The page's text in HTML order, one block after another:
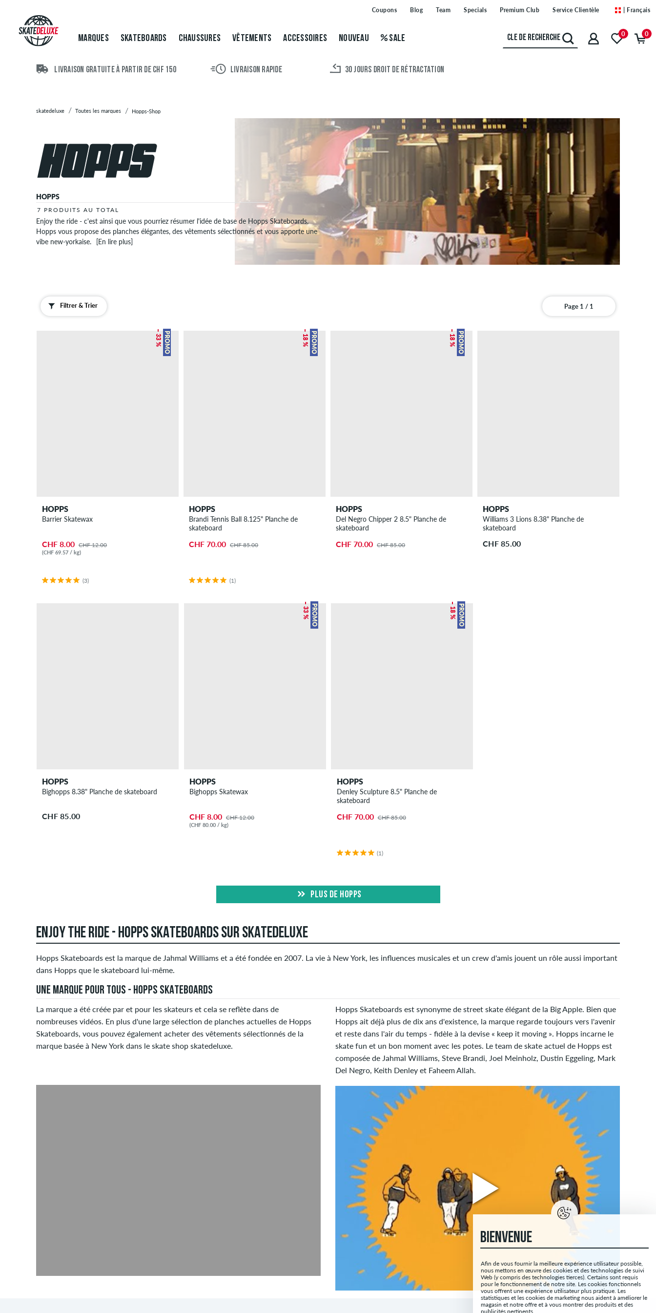
Skateboards
Chaussures
Vêtements
Nouveau
Coupons Blog Team Specials Premium Club Service Clientèle | Français
MARQUES SKATEBOARDS CHAUSSURES VÊTEMENTS ACCESSOIRES NOUVEAU SALE 0 0
LIVRAISON GRATUITE À PARTIR DE CHF 150 LIVRAISON RAPIDE 30 JOURS DROIT DE RÉTRACTATION
skatedeluxe Toutes les marques Hopps-Shop
HOPPS
7 PRODUITS AU TOTAL
Enjoy the ride - c'est ainsi que vous pourriez résumer l'idée de base de Hopps Skateboards.
Hopps vous propose des planches élégantes, des vêtements sélectionnés et vous apporte une
vibe new-yorkaise.
[En lire plus]
Filtrer & Trier Page 1 / 1
PROMO
– 33 %
HOPPS
Barrier Skatewax
CHF 8.00 CHF 12.00
(CHF 69.57 / kg)
(3)
PROMO
– 18 %
HOPPS
Brandi Tennis Ball 8.125" Planche de
skateboard
CHF 70.00 CHF 85.00
(1)
PROMO
– 18 %
HOPPS
Del Negro Chipper 2 8.5" Planche de
skateboard
CHF 70.00 CHF 85.00
HOPPS
Williams 3 Lions 8.38" Planche de
skateboard
CHF 85.00
HOPPS
Bighopps 8.38" Planche de skateboard
CHF 85.00
PROMO
– 33 %
HOPPS
Bighopps Skatewax
CHF 8.00 CHF 12.00
(CHF 80.00 / kg)
PROMO
– 18 %
HOPPS
Denley Sculpture 8.5" Planche de
skateboard
CHF 70.00 CHF 85.00
(1)
PLUS DE HOPPS
ENJOY THE RIDE - HOPPS SKATEBOARDS SUR SKATEDELUXE
Hopps Skateboards est la marque de Jahmal Williams et a été fondée en 2007. La vie à New York, les influences musicales et un crew d'amis jouent un rôle aussi important
dans Hopps que le skateboard lui-même.
UNE MARQUE POUR TOUS - HOPPS SKATEBOARDS
La marque a été créée par et pour les skateurs et cela se reflète dans de
nombreuses vidéos. En plus d'une large sélection de planches actuelles de Hopps
Skateboards, vous pouvez également acheter des vêtements sélectionnés de la
marque basée à New York dans le skate shop skatedeluxe.
Hopps Skateboards est synonyme de street skate élégant de la Big Apple. Bien que
Hopps ait déjà plus de dix ans d'existence, la marque regarde toujours vers l'avenir
et reste dans l'air du temps - fidèle à la devise « keep it moving ». Hopps incarne le
skate fun et un bon moment avec les potes. Le team de skate actuel de Hopps est
composée de Jahmal Williams, Steve Brandi, Joel Meinholz, Dustin Eggeling, Mark
Del Negro, Keith Denley et Faheem Allah.
BIENVENUE
Afin de vous fournir la meilleure expérience utilisateur possible,
nous mettons en œuvre des cookies et des technologies de suivi
Web (y compris des technologies tierces). Certains sont requis
pour le fonctionnement de notre site. Les cookies fonctionnels
vous offrent une expérience utilisateur plus pratique. Les
statistiques et les cookies de marketing nous aident à améliorer le
magasin et notre offre et à vous montrer des produits et des
publicités pertinents.